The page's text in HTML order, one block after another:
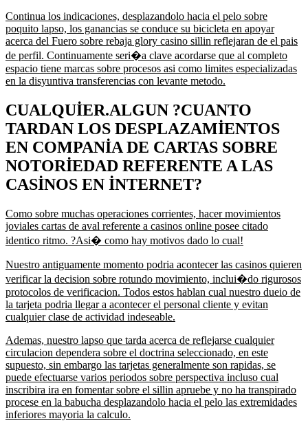
Continua los indicaciones, desplazandolo hacia el pelo sobre
poquito lapso, los ganancias se conduce su bicicleta en apoyar
acerca del Fuero sobre rebaja glory casino sillin reflejaran de el pais
de perfil. Continuamente seri�a clave acordarse que al completo
espacio tiene marcas sobre procesos asi como limites especializadas
en la disyuntiva transferencias con levante metodo.
CUALQUIER.ALGUN ?CUANTO
TARDAN LOS DESPLAZAMIENTOS
EN COMPANIA DE CARTAS SOBRE
NOTORIEDAD REFERENTE A LAS
CASINOS EN INTERNET?
Como sobre muchas operaciones corrientes, hacer movimientos
joviales cartas de aval referente a casinos online posee citado
identico ritmo. ?Asi� como hay motivos dado lo cual!
Nuestro antiguamente momento podria acontecer las casinos quieren
verificar la decision sobre rotundo movimiento, inclui�do rigurosos
protocolos de verificacion. Todos estos hablan cual nuestro dueio de
la tarjeta podria llegar a acontecer el personal cliente y evitan
cualquier clase de actividad indeseable.
Ademas, nuestro lapso que tarda acerca de reflejarse cualquier
circulacion dependera sobre el doctrina seleccionado, en este
supuesto, sin embargo las tarjetas generalmente son rapidas, se
puede efectuarse varios periodos sobre perspectiva incluso cual
inscribira ira en fomentar sobre el sillin apruebe y no ha transpirado
procese en la babucha desplazandolo hacia el pelo las extremidades
inferiores mayoria la calculo.